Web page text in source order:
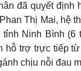
- Điện ảnh
đã quyết định
Thị Mai, hệ
Ninh Bình
trợ trực tiếp
chịu nỗi đau